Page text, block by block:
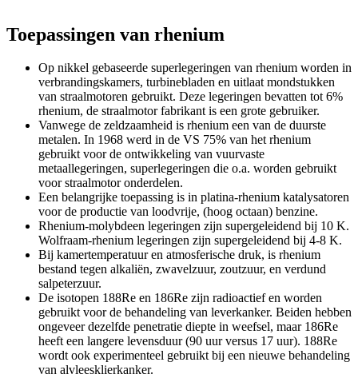
Toepassingen van rhenium
Op nikkel gebaseerde superlegeringen van rhenium worden in
verbrandingskamers, turbinebladen en uitlaat mondstukken
van straalmotoren gebruikt. Deze legeringen bevatten tot 6%
rhenium, de straalmotor fabrikant is een grote gebruiker.
Vanwege de zeldzaamheid is rhenium een van de duurste
metalen. In 1968 werd in de VS 75% van het rhenium
gebruikt voor de ontwikkeling van vuurvaste
metaallegeringen, superlegeringen die o.a. worden gebruikt
voor straalmotor onderdelen.
Een belangrijke toepassing is in platina-rhenium katalysatoren
voor de productie van loodvrije, (hoog octaan) benzine.
Rhenium-molybdeen legeringen zijn supergeleidend bij 10 K.
Wolfraam-rhenium legeringen zijn supergeleidend bij 4-8 K.
Bij kamertemperatuur en atmosferische druk, is rhenium
bestand tegen alkaliën, zwavelzuur, zoutzuur, en verdund
salpeterzuur.
De isotopen 188Re en 186Re zijn radioactief en worden
gebruikt voor de behandeling van leverkanker. Beiden hebben
ongeveer dezelfde penetratie diepte in weefsel, maar 186Re
heeft een langere levensduur (90 uur versus 17 uur). 188Re
wordt ook experimenteel gebruikt bij een nieuwe behandeling
van alvleesklierkanker.